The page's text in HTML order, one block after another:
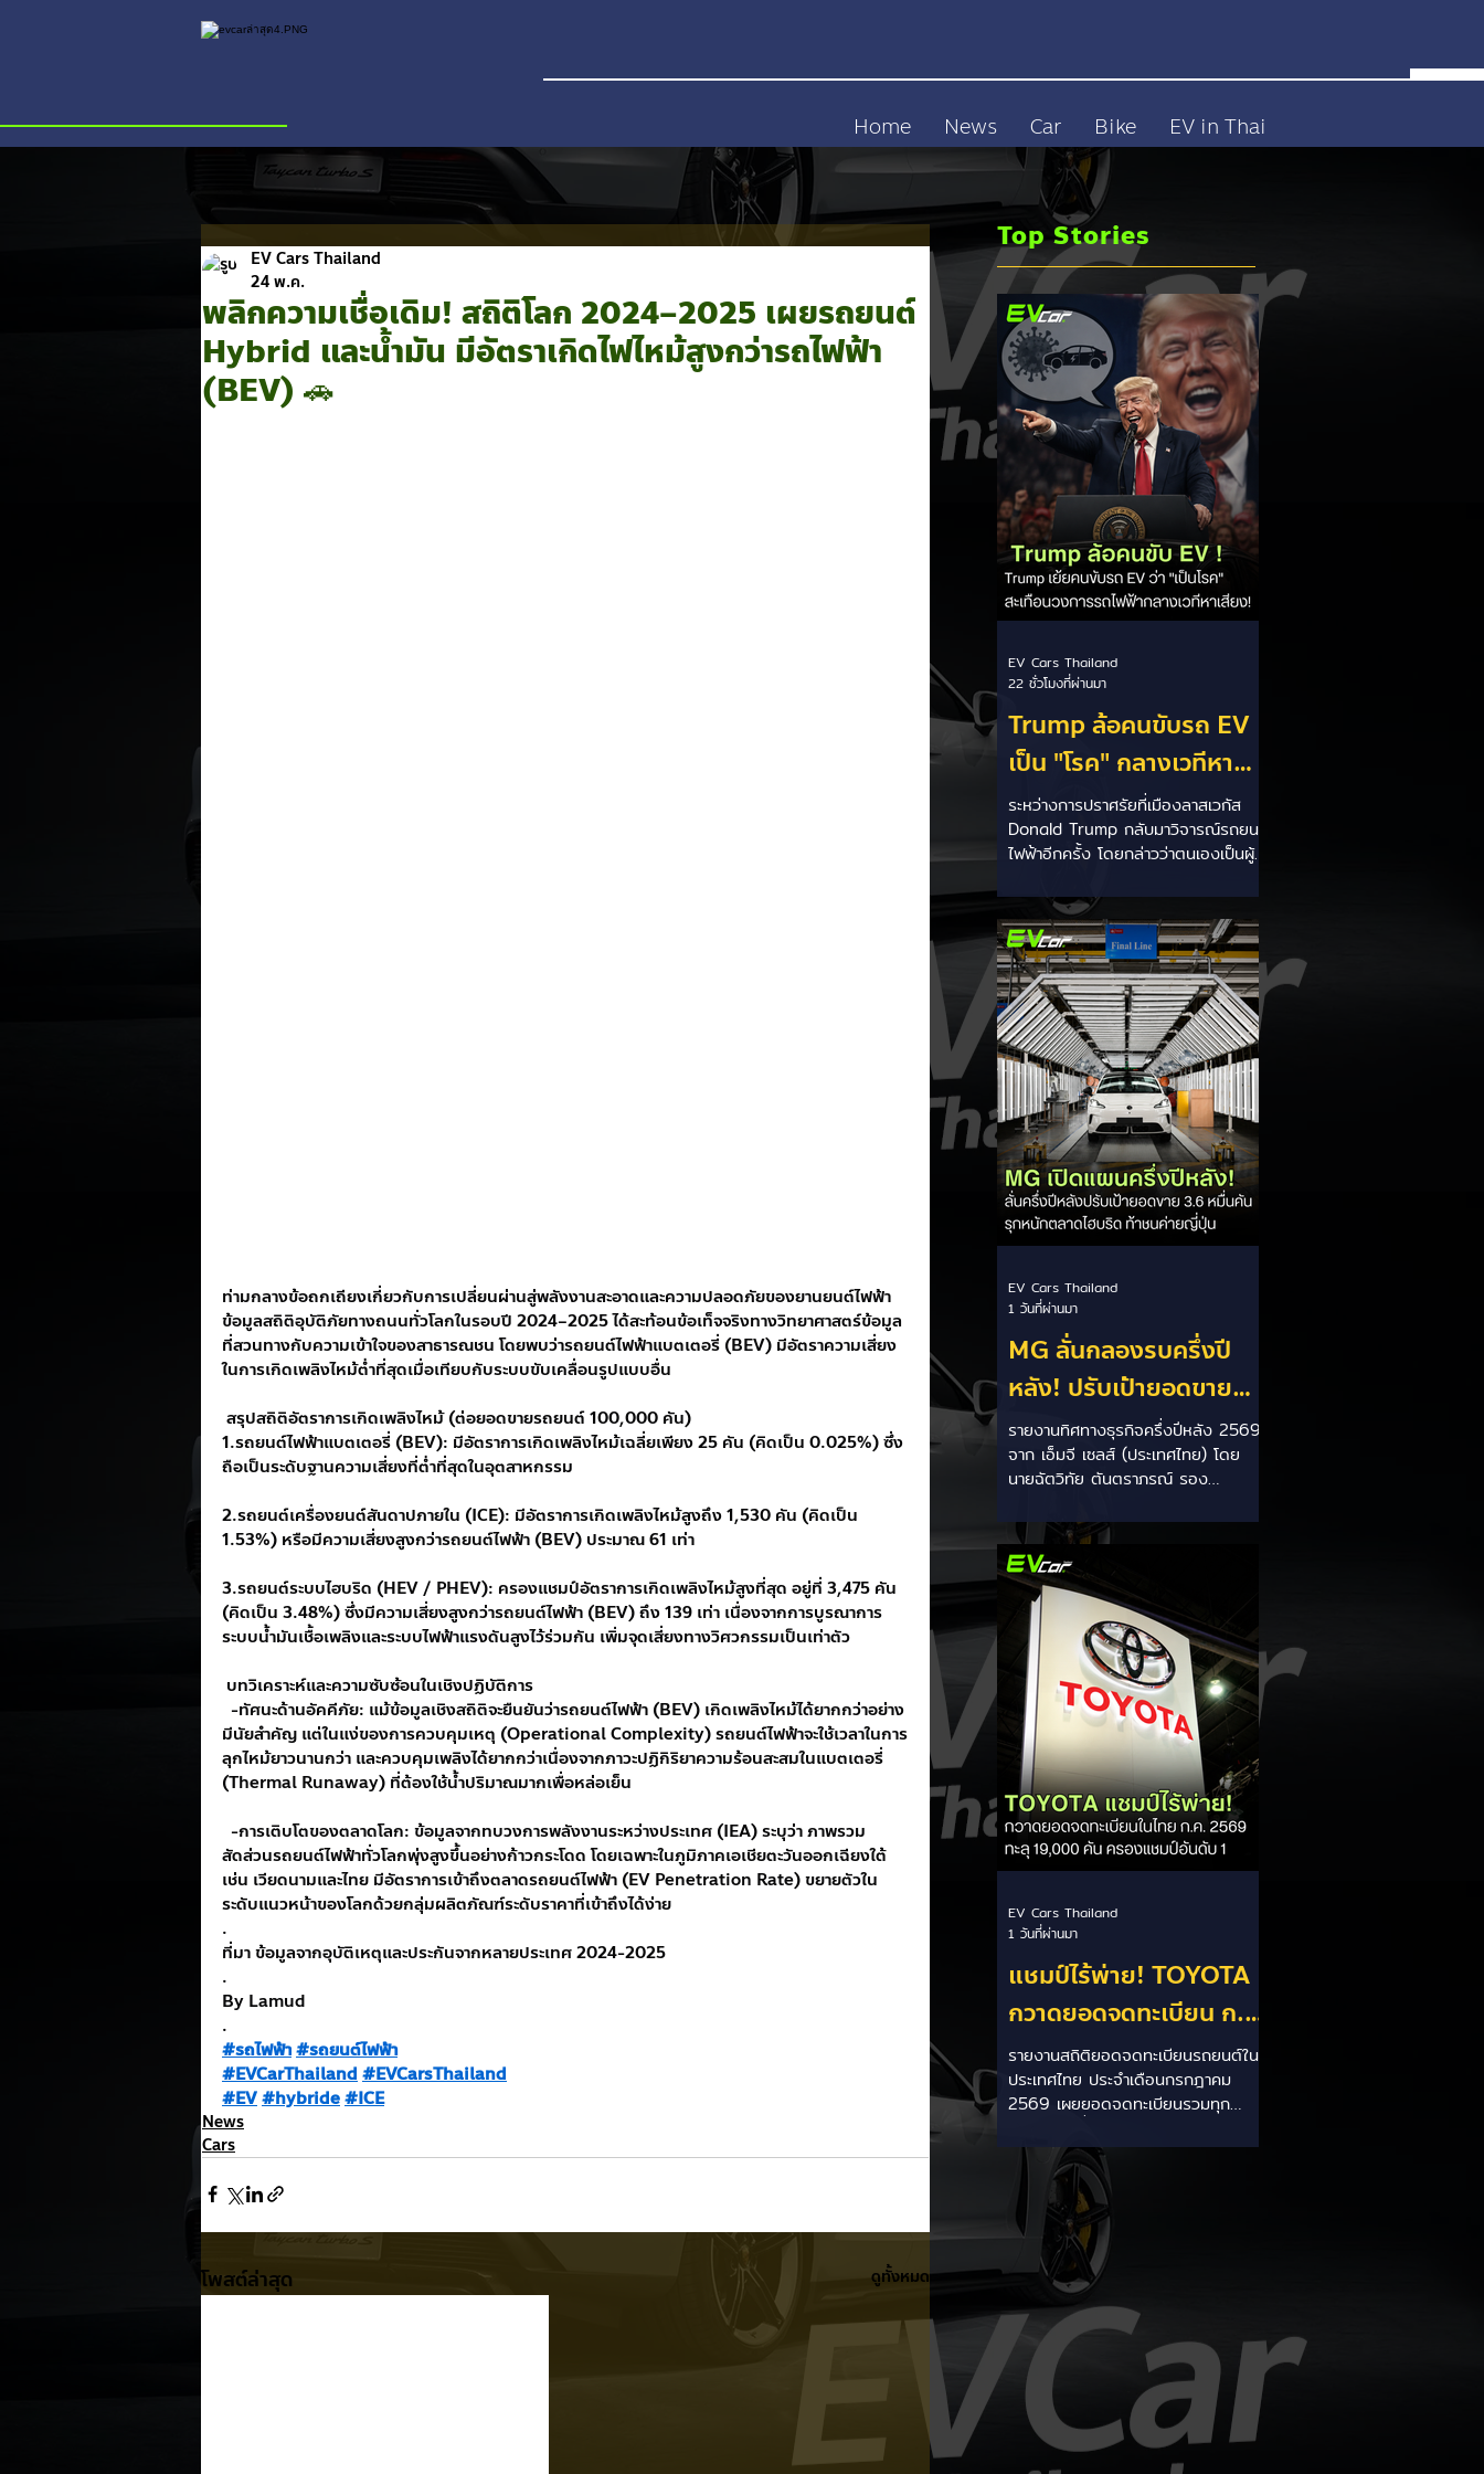
Home News Car Bike EV in Thai
พลิกความเชื่อเดิม! สถิติโลก 2024–2025 เผยรถยนต์
Hybrid และน้ำมัน มีอัตราเกิดไฟไหม้สูงกว่ารถไฟฟ้า
(BEV) 🚗
EV Cars Thailand
24 พ.ค.
ท่ามกลางข้อถกเถียงเกี่ยวกับการเปลี่ยนผ่านสู่พลังงานสะอาดและความปลอดภัยของยานยนต์ไฟฟ้า
ข้อมูลสถิติอุบัติภัยทางถนนทั่วโลกในรอบปี 2024–2025 ได้สะท้อนข้อเท็จจริงทางวิทยาศาสตร์ข้อมูล
ที่สวนทางกับความเข้าใจของสาธารณชน โดยพบว่ารถยนต์ไฟฟ้าแบตเตอรี่ (BEV) มีอัตราความเสี่ยง
ในการเกิดเพลิงไหม้ต่ำที่สุดเมื่อเทียบกับระบบขับเคลื่อนรูปแบบอื่น
สรุปสถิติอัตราการเกิดเพลิงไหม้ (ต่อยอดขายรถยนต์ 100,000 คัน)
1.รถยนต์ไฟฟ้าแบตเตอรี่ (BEV): มีอัตราการเกิดเพลิงไหม้เฉลี่ยเพียง 25 คัน (คิดเป็น 0.025%) ซึ่ง
ถือเป็นระดับฐานความเสี่ยงที่ต่ำที่สุดในอุตสาหกรรม
2.รถยนต์เครื่องยนต์สันดาปภายใน (ICE): มีอัตราการเกิดเพลิงไหม้สูงถึง 1,530 คัน (คิดเป็น
1.53%) หรือมีความเสี่ยงสูงกว่ารถยนต์ไฟฟ้า (BEV) ประมาณ 61 เท่า
3.รถยนต์ระบบไฮบริด (HEV / PHEV): ครองแชมป์อัตราการเกิดเพลิงไหม้สูงที่สุด อยู่ที่ 3,475 คัน
(คิดเป็น 3.48%) ซึ่งมีความเสี่ยงสูงกว่ารถยนต์ไฟฟ้า (BEV) ถึง 139 เท่า เนื่องจากการบูรณาการ
ระบบน้ำมันเชื้อเพลิงและระบบไฟฟ้าแรงดันสูงไว้ร่วมกัน เพิ่มจุดเสี่ยงทางวิศวกรรมเป็นเท่าตัว
บทวิเคราะห์และความซับซ้อนในเชิงปฏิบัติการ
-ทัศนะด้านอัคคีภัย: แม้ข้อมูลเชิงสถิติจะยืนยันว่ารถยนต์ไฟฟ้า (BEV) เกิดเพลิงไหม้ได้ยากกว่าอย่าง
มีนัยสำคัญ แต่ในแง่ของการควบคุมเหตุ (Operational Complexity) รถยนต์ไฟฟ้าจะใช้เวลาในการ
ลุกไหม้ยาวนานกว่า และควบคุมเพลิงได้ยากกว่าเนื่องจากภาวะปฏิกิริยาความร้อนสะสมในแบตเตอรี่
(Thermal Runaway) ที่ต้องใช้น้ำปริมาณมากเพื่อหล่อเย็น
-การเติบโตของตลาดโลก: ข้อมูลจากทบวงการพลังงานระหว่างประเทศ (IEA) ระบุว่า ภาพรวม
สัดส่วนรถยนต์ไฟฟ้าทั่วโลกพุ่งสูงขึ้นอย่างก้าวกระโดด โดยเฉพาะในภูมิภาคเอเชียตะวันออกเฉียงใต้
เช่น เวียดนามและไทย มีอัตราการเข้าถึงตลาดรถยนต์ไฟฟ้า (EV Penetration Rate) ขยายตัวใน
ระดับแนวหน้าของโลกด้วยกลุ่มผลิตภัณฑ์ระดับราคาที่เข้าถึงได้ง่าย
.
ที่มา ข้อมูลจากอุบัติเหตุและประกันจากหลายประเทศ 2024-2025
.
By Lamud
.
#รถไฟฟ้า#รถยนต์ไฟฟ้า
#EVCarThailand #EVCarsThailand
#EV#hybride#ICE
News
Cars
โพสต์ล่าสุด ดูทั้งหมด
Top Stories
Trump ล้อคนขับรถ EV
เป็น "โรค" กลางเวทีหา
เสียง! 🚘⚡
ระหว่างการปราศรัยที่เมืองลาสเวกัส
Donald Trump กลับมาวิจารณ์รถยนต์
ไฟฟ้าอีกครั้ง โดยกล่าวว่าตนเองเป็นผู้
ใช้รถยนต์ไฟฟ้าว่าเหมือน "เป็นโรค"
เพราะเริ่มกังวลเรื่องแบตเตอรี่ตั้งแต่ยัง
เหลือไฟจำนวนมาก และคอยมองหาสถา
นีชาร์จอยู่ตลอดเวลา ซึ่งสื่อมองว่า
เป็นการพาดพิงถึงอาการ Range
Anxiety หรือความกังวลเรื่องระยะทาง
วิ่งของรถ EV Trump ยังระบุว่า
ปัจจุบันรถยนต์ไฟฟ้ามีสัดส่วนเพียง
ประมาณ 7% ของยอดขายรถใหม่ใน
สหรัฐฯ และใช้ตัวเลขนี้เป็นเหตุผล
ประกอบว่า...
EV Cars Thailand
22 ชั่วโมงที่ผ่านมา
MG ลั่นกลองรบครึ่งปี
หลัง! ปรับเป้ายอดขาย
เพิ่มเป็น 36,000 คัน
พร้อมเดินหน้าลงศึกชิง
(HEV)
รายงานทิศทางธุรกิจครึ่งปีหลัง 2569
จาก เอ็มจี เซลส์ (ประเทศไทย) โดย
นายฉัตวิทัย ตันตราภรณ์ รอง
6 เดือนแรก (ม.ค. - มิ.ย.) โตพุ่ง 67%
แตะ 16,920 คัน พร้อมส่งสัญญาณ
ปรับเป้าหมายยอดขายรวมปีนี้เพิ่มขึ้นเป็น
36,000 คัน จากเดิมตั้งไว้ 30,000
คัน โดยพร้อมเร่งส่งมอบรถค้างสต็อก
(Back Order) ทั้งหมดในระยะเวลาอัน
สั้น - ปรับเป้าเติบโต & เคลียร์ Back
Order: ยอดขายครึ่งปีแรกที่เติบโตสูง
ถึง 67% ประกอบกับการแก้ไขปัญหา
การนำเข้าชิ้นส่วนจากสถานการณ์
ตึงเครียดในตะว
EV Cars Thailand
1 วันที่ผ่านมา
แชมป์ไร้พ่าย! TOYOTA
กวาดยอดจดทะเบียน ก.ค.
69 เฉียด 2 หมื่นคัน ครอง
แชมป์อันดับ 1 ในไทย
รายงานสถิติยอดจดทะเบียนรถยนต์ใน
ประเทศไทย ประจำเดือนกรกฎาคม
2569 เผยยอดจดทะเบียนรวมทุก
ใหญ่สัญชาติญี่ปุ่นอย่าง TOYOTA ยัง
คงสร้างผลงานได้อย่างยอดเยี่ยม ด้วย
ยอดจดทะเบียนรวมแบรนด์สูงถึง
19,564 คัน ครองส่วนแบ่งตลาด
อันดับ 1 ของประเทศได้อย่างมั่นคงและ
ทิ้งห่างคู่แข่งอย่างขาดลอย รายละเอียด
จากสถิติ: - ภาพรวมแบรนด์: TOYOTA
คว้าอันดับ 1 ยอดจดทะเบียนรวมทุก
ประเภทที่ 19,564 คัน คิดเป็นสัดส่วน
มากกว่า 1 ใน 3 ของยอดจดทะเบียน
รถยนต์ทั้งประเทศประจำเดือนกรกฎา
EV Cars Thailand
1 วันที่ผ่านมา